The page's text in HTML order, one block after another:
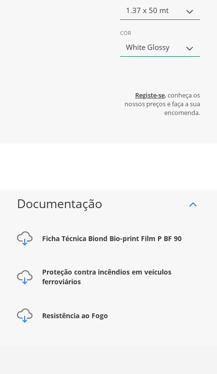
1.37 x 50 mt
COR
White Glossy
Registe-se, conheça os
nossos preços e faça a sua
encomenda.
Documentação
Ficha Técnica Biond Bio-print Film P BF 90
Proteção contra incêndios em veículos
ferroviários
Resistência ao Fogo